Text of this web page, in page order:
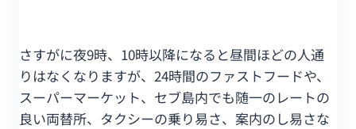
さすがに夜9時、10時以降になると昼間ほどの人通
りはなくなりますが、24時間のファストフードや、
スーパーマーケット、セブ島内でも随一のレートの
良い両替所、タクシーの乗り易さ、案内のし易さな